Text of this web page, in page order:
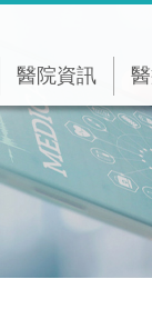
醫院資訊